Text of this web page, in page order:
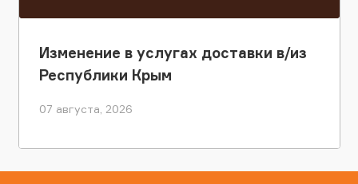
Изменение в услугах доставки в/из
Республики Крым
07 августа, 2026